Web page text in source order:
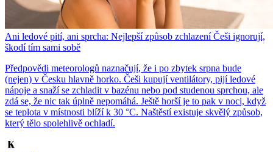
Ani ledové pití, ani sprcha: Nejlepší způsob zchlazení Češi ignorují,
škodí tím sami sobě
Předpovědi meteorologů naznačují, že i po zbytek srpna bude
(nejen) v Česku hlavně horko. Češi kupují ventilátory, pijí ledové
nápoje a snaží se zchladit v bazénu nebo pod studenou sprchou, ale
zdá se, že nic tak úplně nepomáhá. Ještě horší je to pak v noci, když
se teplota v místnosti blíží k 30 °C. Naštěstí existuje skvělý způsob,
který tělo spolehlivě ochladí.